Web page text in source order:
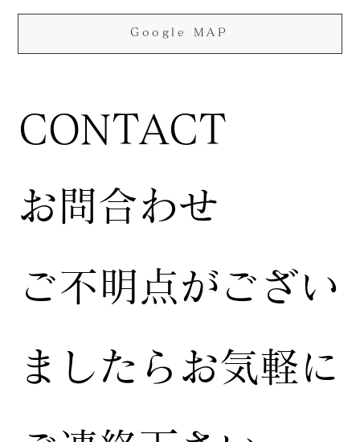
お問合わせ
ご不明点がござい
ましたらお気軽に
Google MAP
CONTACT